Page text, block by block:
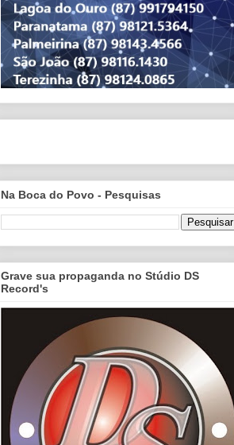
Na Boca do Povo - Pesquisas
Grave sua propaganda no Stúdio DS
Record's